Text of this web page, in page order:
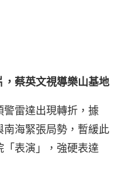
，蔡英文視導樂山基地
雷達出現轉折，據
海緊張局勢，暫緩此
表演」，強硬表達